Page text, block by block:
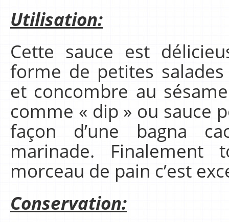
Utilisation:
Cette sauce est
forme de petites
et concombre au
comme « dip » ou sauce
façon d’une bagna
marinade.
morceau de pain c’est
Conservation: